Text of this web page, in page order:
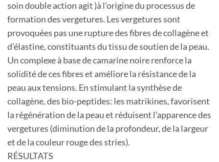
soin double action agit )à l’origine du processus de
formation des vergetures. Les vergetures sont
provoquées pas une rupture des fibres de collagène et
d’élastine, constituants du tissu de soutien de la peau.
Un complexe à base de camarine noire renforce la
solidité de ces fibres et améliore la résistance de la
peau aux tensions. En stimulant la synthèse de
collagène, des bio-peptides: les matrikines, favorisent
la régénération de la peau et réduisent l’apparence des
vergetures (diminution de la profondeur, de la largeur
et de la couleur rouge des stries).
RÉSULTATS